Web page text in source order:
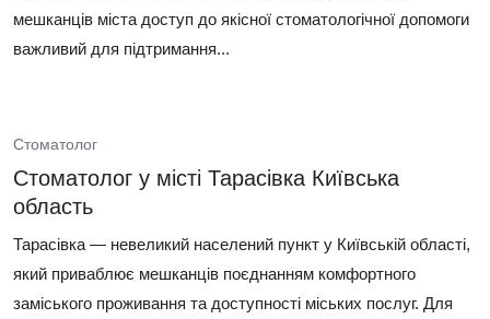
мешканців міста доступ до якісної стоматологічної допомоги
важливий для підтримання...
Стоматолог
Стоматолог у місті Тарасівка Київська
область
Тарасівка — невеликий населений пункт у Київській області,
який приваблює мешканців поєднанням комфортного
заміського проживання та доступності міських послуг. Для